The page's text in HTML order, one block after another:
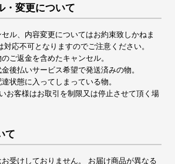
・変更について
ル、内容変更についてはお約束致しかねま
応不可となりますのでご注意ください。
ご返金を含めたキャンセル。
後払いサービス希望で発送済みの物。
状態に入ってしまっている物。
お客様はお取引を制限又は停止させて頂く場
て
受けしておりません。 お届け商品が異なる